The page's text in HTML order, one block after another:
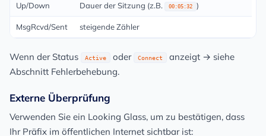
Up/Down Dauer der Sitzung (z.B. 00:05:32 )
MsgRcvd/Sent steigende Zähler
Wenn der Status Active oder Connect
anzeigt → siehe
Abschnitt Fehlerbehebung.
Externe Überprüfung
Verwenden Sie ein Looking Glass, um zu bestätigen, dass
Ihr Präfix im öffentlichen Internet sichtbar ist: